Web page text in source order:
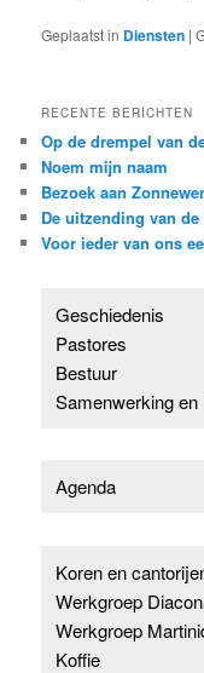
Geplaatst in Diensten |
RECENTE BERICHTEN
Op de drempel van
Noem mijn naam
Bezoek aan
De uitzending van de
Voor ieder van ons
Geschiedenis
Pastores
Bestuur
Samenwerking en
Agenda
Koren en
Werkgroep
Werkgroep
Koffie